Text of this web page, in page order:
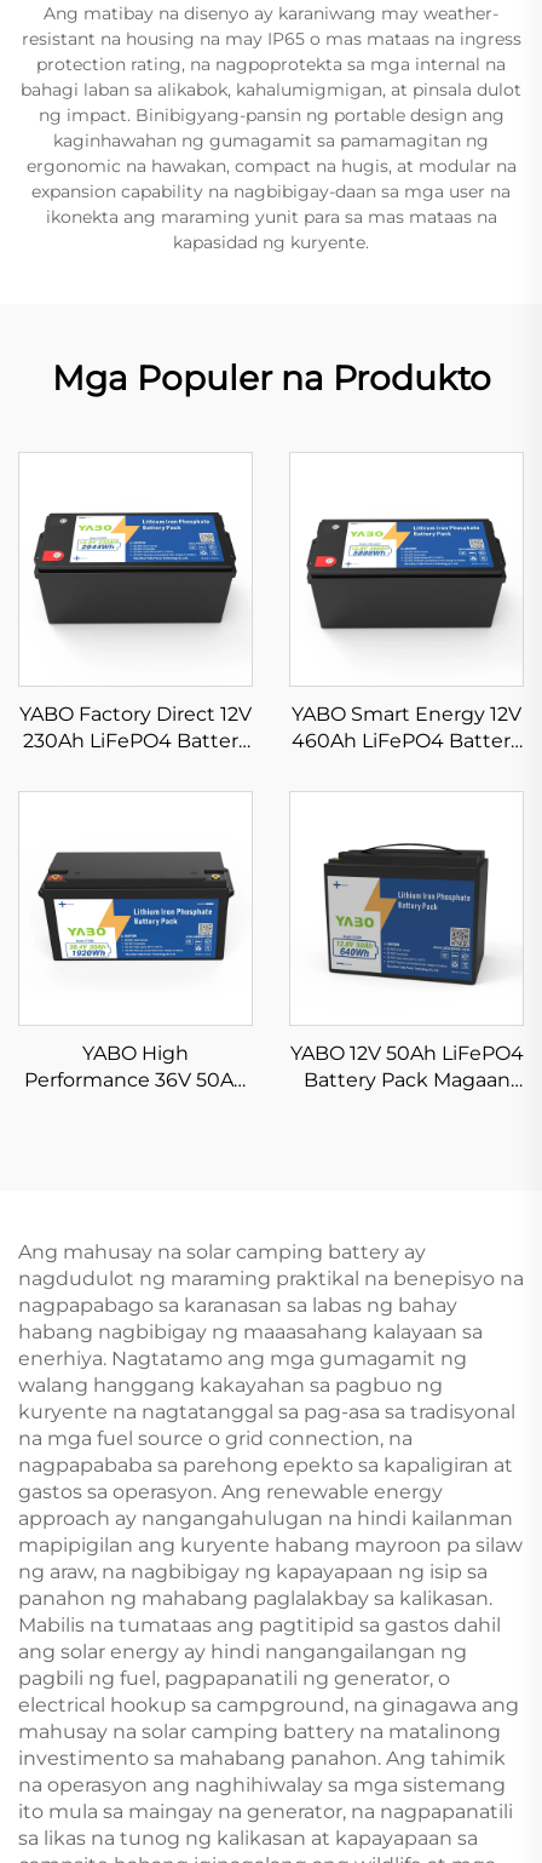
Ang matibay na disenyo ay karaniwang may weather-
resistant na housing na may IP65 o mas mataas na ingress
protection rating, na nagpoprotekta sa mga internal na
bahagi laban sa alikabok, kahalumigmigan, at pinsala dulot
ng impact. Binibigyang-pansin ng portable design ang
kaginhawahan ng gumagamit sa pamamagitan ng
ergonomic na hawakan, compact na hugis, at modular na
expansion capability na nagbibigay-daan sa mga user na
ikonekta ang maraming yunit para sa mas mataas na
kapasidad ng kuryente.
Mga Populer na Produkto
YABO Factory Direct 12V
230Ah LiFePO4 Battery
Lithium Iron Phosphate
at Industrial Equipment
YABO Smart Energy 12V
460Ah LiFePO4 Battery
Lithium Iron Phosphate
Energy Storage Wall at
Power Backup
YABO High
Performance 36V 50Ah
YABO 12V 50Ah LiFePO4
Battery Pack Magaan
Ang mahusay na solar camping battery ay
nagdudulot ng maraming praktikal na benepisyo na
nagpapabago sa karanasan sa labas ng bahay
habang nagbibigay ng maaasahang kalayaan sa
enerhiya. Nagtatamo ang mga gumagamit ng
walang hanggang kakayahan sa pagbuo ng
kuryente na nagtatanggal sa pag-asa sa tradisyonal
na mga fuel source o grid connection, na
nagpapababa sa parehong epekto sa kapaligiran at
gastos sa operasyon. Ang renewable energy
approach ay nangangahulugan na hindi kailanman
mapipigilan ang kuryente habang mayroon pa silaw
ng araw, na nagbibigay ng kapayapaan ng isip sa
panahon ng mahabang paglalakbay sa kalikasan.
Mabilis na tumataas ang pagtitipid sa gastos dahil
ang solar energy ay hindi nangangailangan ng
pagbili ng fuel, pagpapanatili ng generator, o
electrical hookup sa campground, na ginagawa ang
mahusay na solar camping battery na matalinong
investimento sa mahabang panahon. Ang tahimik
na operasyon ang naghihiwalay sa mga sistemang
ito mula sa maingay na generator, na nagpapanatili
sa likas na tunog ng kalikasan at kapayapaan sa